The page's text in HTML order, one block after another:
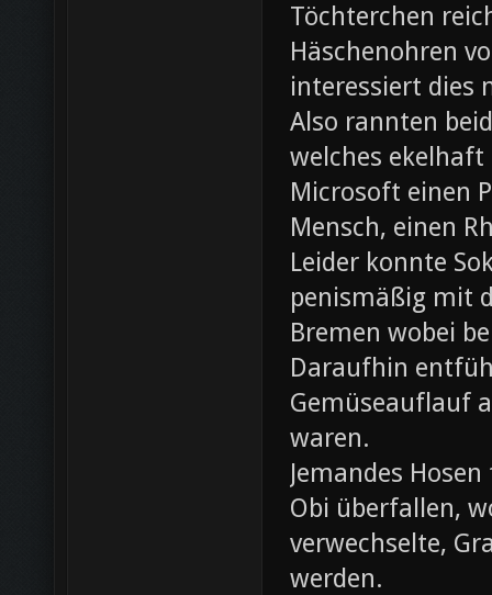
Töchterchen
Häschenohren
interessiert dies
Also rannten
welches
Microsoft einen
Mensch, einen
Leider konnte
penismäßig mit
Bremen wobei
Daraufhin
Gemüseauflauf
waren.
Jemandes
Obi überfallen,
verwechselte,
werden.